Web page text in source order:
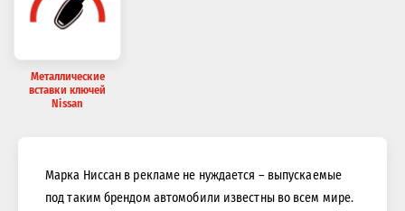
Металлические
вставки ключей
Nissan
Марка Ниссан в рекламе не нуждается – выпускаемые
под таким брендом автомобили известны во всем мире.